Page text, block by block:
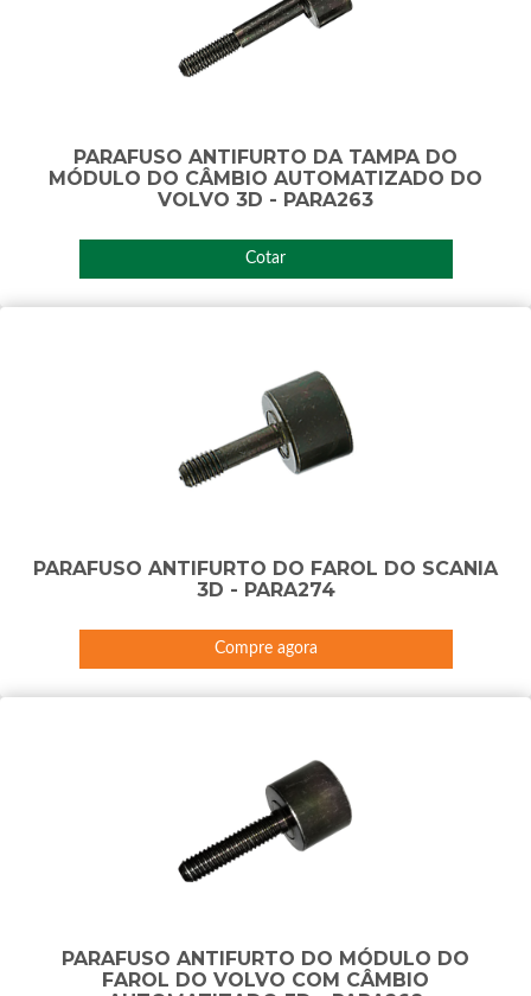
PARAFUSO ANTIFURTO DA TAMPA DO
MÓDULO DO CÂMBIO AUTOMATIZADO DO
VOLVO 3D - PARA263
Cotar
PARAFUSO ANTIFURTO DO FAROL DO SCANIA
3D - PARA274
Compre agora
PARAFUSO ANTIFURTO DO MÓDULO DO
FAROL DO VOLVO COM CÂMBIO